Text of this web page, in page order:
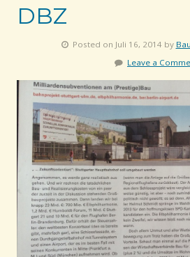
DBZ
Posted on Juli 16, 2014 by
Leave a